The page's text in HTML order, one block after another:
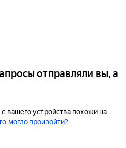
отправляли вы, а
вашего устройства похожи на
могло произойти?